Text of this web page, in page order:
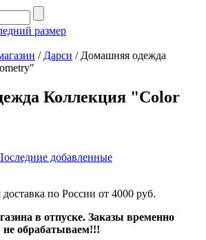
размер
/ Дарси /Домашняя одежда
Коллекция "Color
добавленные
доставка по России от 4000 руб.
в отпуске. Заказы временно
не обрабатываем!!!